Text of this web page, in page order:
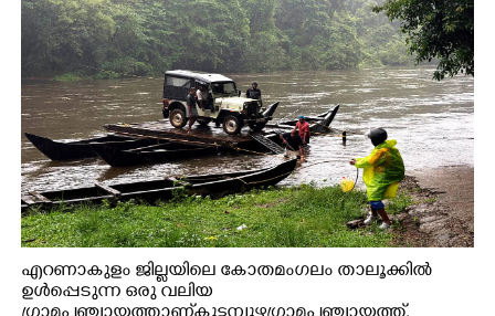
എറണാകുളം ജില്ലയിലെ കോതമംഗലം താലൂക്കിൽ
ഉൾപ്പെടുന്ന ഒരു വലിയ